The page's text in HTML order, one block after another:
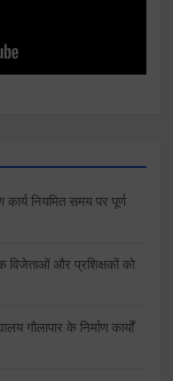
नियमित समय पर पूर्ण
और प्रशिक्षकों को
गौलापार के निर्माण कार्यों